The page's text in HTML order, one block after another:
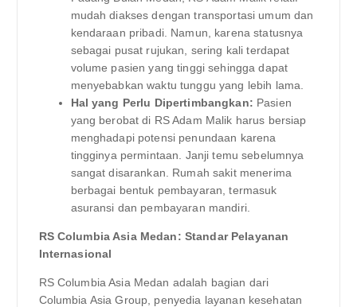
mudah diakses dengan transportasi umum dan
kendaraan pribadi. Namun, karena statusnya
sebagai pusat rujukan, sering kali terdapat
volume pasien yang tinggi sehingga dapat
menyebabkan waktu tunggu yang lebih lama.
Hal yang Perlu Dipertimbangkan: Pasien
yang berobat di RS Adam Malik harus bersiap
menghadapi potensi penundaan karena
tingginya permintaan. Janji temu sebelumnya
sangat disarankan. Rumah sakit menerima
berbagai bentuk pembayaran, termasuk
asuransi dan pembayaran mandiri.
RS Columbia Asia Medan: Standar Pelayanan
Internasional
RS Columbia Asia Medan adalah bagian dari
Columbia Asia Group, penyedia layanan kesehatan